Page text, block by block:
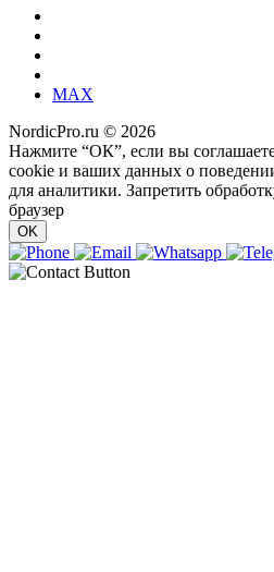
MAX
NordicPro.ru © 2026
Нажмите “ОК”, если вы
cookie и ваших данных о
для аналитики. Запретить
браузер
OK